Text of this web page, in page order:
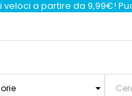
veloci a partire da 9,99€!